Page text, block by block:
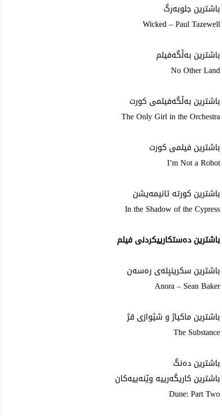
باشترین جلوبەرگ
Wicked – Paul Tazewell
باشترین بەڵگەفیلم
No Other Land
باشترین بەڵگەفیلمی کورت
The Only Girl in the Orchestra
باشترین فیلمی کورت
I’m Not a Robot
باشترین کورتە ئانیمەیشن
In the Shadow of the Cypress
باشترین دەستکارییکردنی فیلم
باشترین سکرینپلەی رەسەن
Anora – Sean Baker
باشترین ماکیاژ و شێوازی قژ
The Substance
باشترین دەنگ
باشترین کاریگەرییە وێنەییەکان
Dune: Part Two